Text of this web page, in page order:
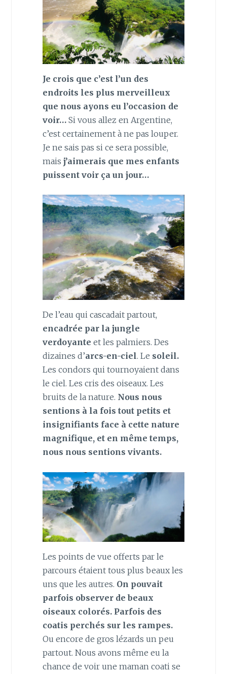
Je crois que c’est l’un des
endroits les plus merveilleux
que nous ayons eu l’occasion de
voir… Si vous allez en Argentine,
c’est certainement à ne pas louper.
Je ne sais pas si ce sera possible,
mais j’aimerais que mes enfants
puissent voir ça un jour…
De l’eau qui cascadait partout,
encadrée par la jungle
verdoyante et les palmiers. Des
dizaines d’arcs-en-ciel. Le soleil.
Les condors qui tournoyaient dans
le ciel. Les cris des oiseaux. Les
bruits de la nature. Nous nous
sentions à la fois tout petits et
insignifiants face à cette nature
magnifique, et en même temps,
nous nous sentions vivants.
Les points de vue offerts par le
parcours étaient tous plus beaux les
uns que les autres. On pouvait
parfois observer de beaux
oiseaux colorés. Parfois des
coatis perchés sur les rampes.
Ou encore de gros lézards un peu
partout. Nous avons même eu la
chance de voir une maman coati se